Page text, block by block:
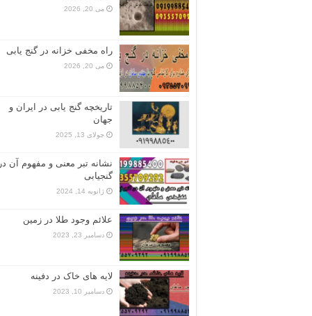
می 20, 2026
راه مخفی خزانه در گنج یابی
می 20, 2026
تاریخچه گنج‌ یابی در ایران و
جهان
جولای 13, 2025
نشانه تبر معنی و مفهوم آن در
گنجیابی
ژانویه 14, 2024
علائم وجود طلا در زمین
دسامبر 23, 2023
لایه های خاک در دفینه
دسامبر 10, 2023